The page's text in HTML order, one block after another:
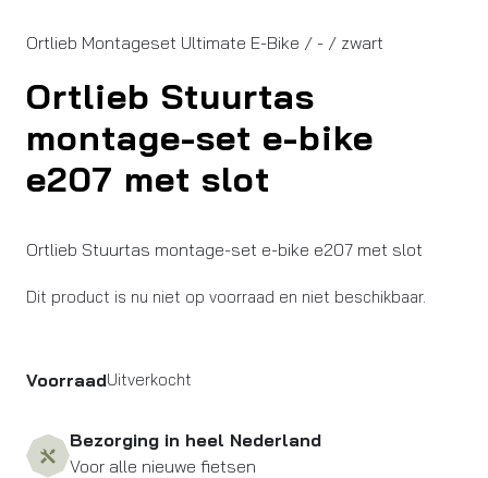
Ortlieb Montageset Ultimate E-Bike / - / zwart
Ortlieb Stuurtas
montage-set e-bike
e207 met slot
Ortlieb Stuurtas montage-set e-bike e207 met slot
Dit product is nu niet op voorraad en niet beschikbaar.
VoorraadUitverkocht
Bezorging in heel Nederland
Voor alle nieuwe fietsen